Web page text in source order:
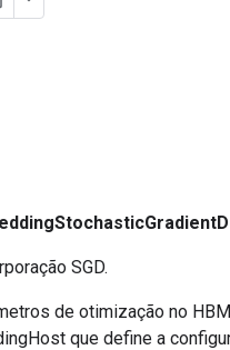
SGD.
de otimização no
que define a